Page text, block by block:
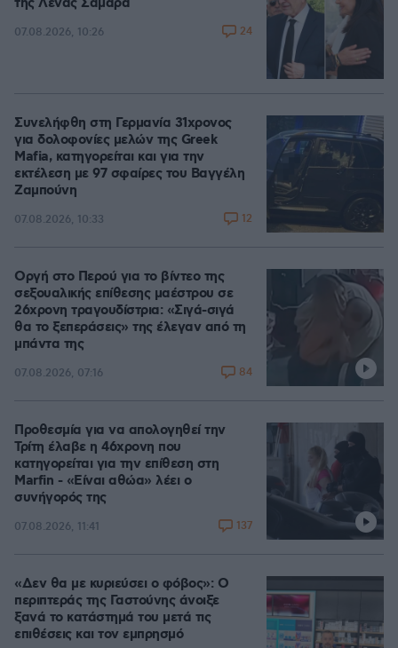
της Λένας Σαμαρά
07.08.2026, 10:26 24
Συνελήφθη στη Γερμανία 31χρονος
για δολοφονίες μελών της Greek
Mafia, κατηγορείται και για την
εκτέλεση με 97 σφαίρες του Βαγγέλη
Ζαμπούνη
07.08.2026, 10:33 12
Οργή στο Περού για το βίντεο της
σεξουαλικής επίθεσης μαέστρου σε
26χρονη τραγουδίστρια: «Σιγά-σιγά
θα το ξεπεράσεις» της έλεγαν από τη
μπάντα της
07.08.2026, 07:16 84
Προθεσμία για να απολογηθεί την
Τρίτη έλαβε η 46χρονη που
κατηγορείται για την επίθεση στη
Marfin - «Είναι αθώα» λέει ο
συνήγορός της
07.08.2026, 11:41 137
«Δεν θα με κυριεύσει ο φόβος»: Ο
περιπτεράς της Γαστούνης άνοιξε
ξανά το κατάστημά του μετά τις
επιθέσεις και τον εμπρησμό